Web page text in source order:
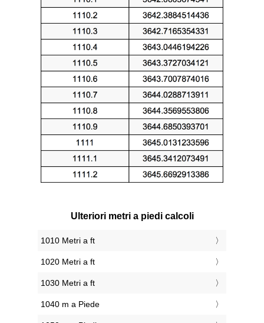
Ulteriori metri a piedi calcoli
1010 Metri a ft
1020 Metri a ft
1030 Metri a ft
1040 m a Piede